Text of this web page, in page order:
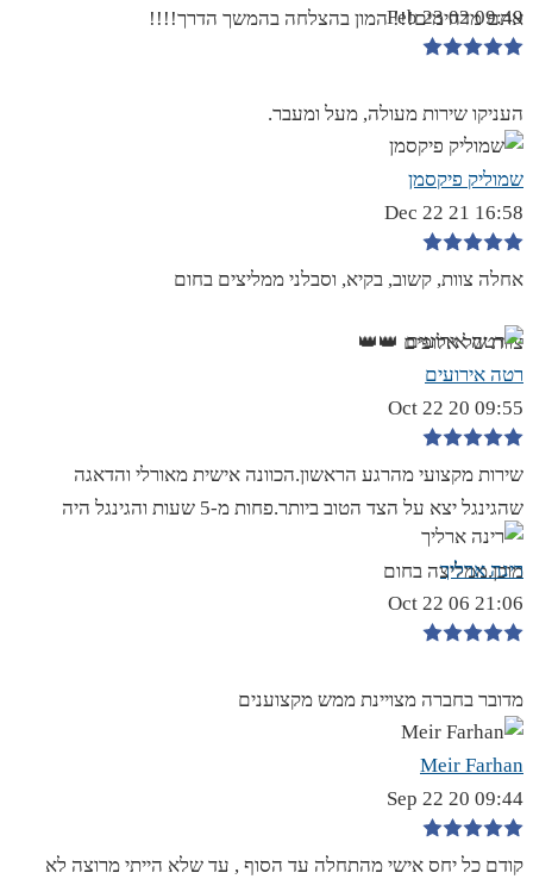
אתם מדהימים!!! המון בהצלחה בהמשך הדרך!!!!
09:49 02 Feb 23
העניקו שירות מעולה, מעל ומעבר.
שמוליק פיקסמן
16:58 21 Dec 22
אחלה צוות, קשוב, בקיא, וסבלני ממליצים בחום
צוות של אלופים 👑👑
רטה אירועים
09:55 20 Oct 22
שירות מקצועי מהרגע הראשון.הכוונה אישית מאורלי והדאגה
שהגינגל יצא על הצד הטוב ביותר.פחות מ-5 שעות והגינגל היה
מוכן.ממליצה בחום
רינה ארליך
21:06 06 Oct 22
מדובר בחברה מצויינת ממש מקצוענים
Meir Farhan
09:44 20 Sep 22
קודם כל יחס אישי מהתחלה עד הסוף , עד שלא הייתי מרוצה לא